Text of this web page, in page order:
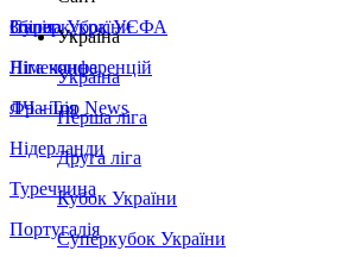
Збірна України
Італія
Німеччина
Франція
Нідерланди
Туреччина
Португалія
Суперкубок УЄФА
Ліга конференцій
ЛЧ - Top News
Україна
Україна
Перша ліга
Друга ліга
Кубок України
Суперкубок України